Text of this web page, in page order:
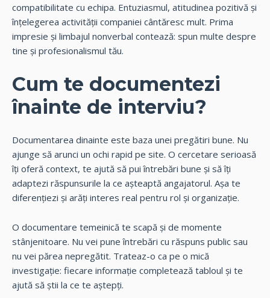
compatibilitate cu echipa. Entuziasmul, atitudinea pozitivă și
înțelegerea activității companiei cântăresc mult. Prima
impresie și limbajul nonverbal contează: spun multe despre
tine și profesionalismul tău.
Cum te documentezi
înainte de interviu?
Documentarea dinainte este baza unei pregătiri bune. Nu
ajunge să arunci un ochi rapid pe site. O cercetare serioasă
îți oferă context, te ajută să pui întrebări bune și să îți
adaptezi răspunsurile la ce așteaptă angajatorul. Așa te
diferențiezi și arăți interes real pentru rol și organizație.
O documentare temeinică te scapă și de momente
stânjenitoare. Nu vei pune întrebări cu răspuns public sau
nu vei părea nepregătit. Trateaz-o ca pe o mică
investigație: fiecare informație completează tabloul și te
ajută să știi la ce te aștepți.